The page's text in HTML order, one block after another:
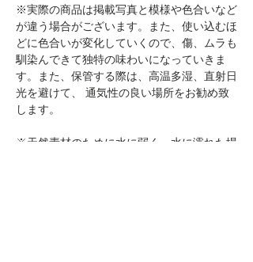
※実際の商品は掲載写真と模様や色合いなど
が違う場合がございます。また、使い込むほ
どに色合いが変化していくので、傷、ムラも
馴染んできて独特の味わいになっていきま
す。また、保管する際は、高温多湿、直射日
光を避けて、 通気性の良い場所をお勧め致
します。
※天然素材のために水に弱く、水に濡れた場